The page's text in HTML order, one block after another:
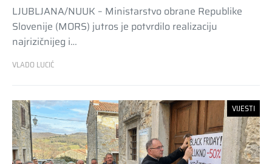
LJUBLJANA/NUUK – Ministarstvo obrane Republike
Slovenije (MORS) jutros je potvrdilo realizaciju
najrizičnijeg i…
VLADO LUCIĆ
VIJESTI